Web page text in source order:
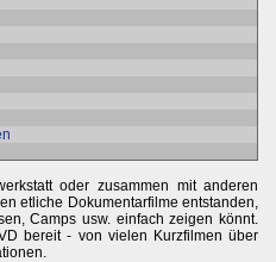
oder zusammen mit anderen
etliche Dokumentarfilme entstanden,
Camps usw. einfach zeigen könnt.
bereit - von vielen Kurzfilmen über